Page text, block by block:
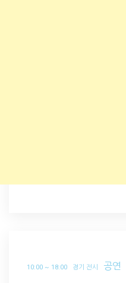
10:00 ~ 18:00 경기 전시 공연